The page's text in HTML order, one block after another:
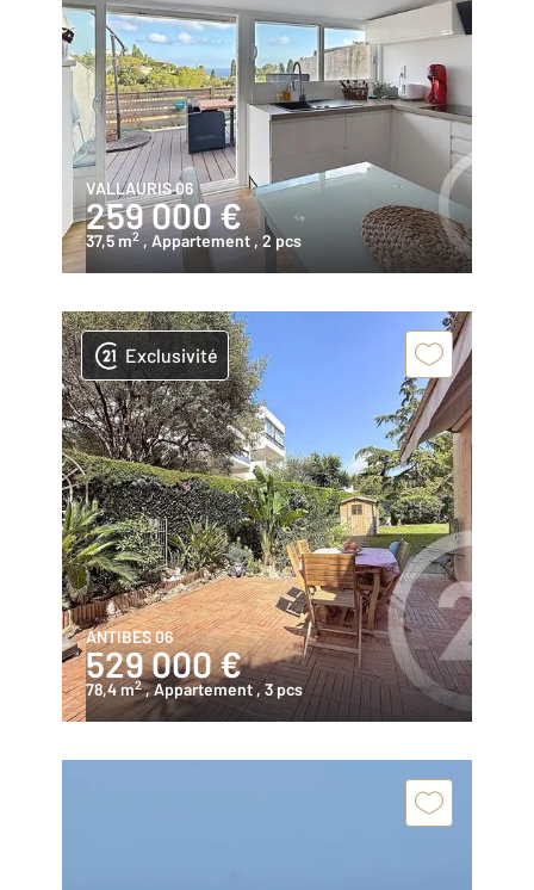
VALLAURIS 06
259 000 €
37,5 m2 , Appartement , 2 pcs
Exclusivité
ANTIBES 06
529 000 €
78,4 m2 , Appartement, 3 pcs